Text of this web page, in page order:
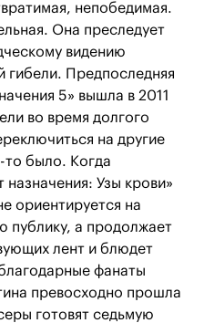
непобедимая.
Она преследует
видению
гибели. Предпоследняя
5» вышла в 2011
во время долгого
на другие
то было. Когда
Узы крови»
ориентируется на
публику, а продолжает
лент и блюдет
фанаты
превосходно прошла
готовят седьмую